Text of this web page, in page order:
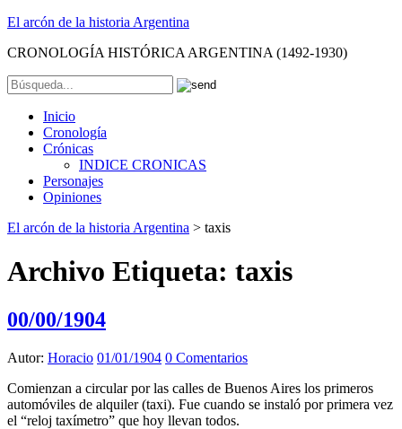
El arcón de la historia Argentina
CRONOLOGÍA HISTÓRICA ARGENTINA (1492-1930)
Inicio
Cronología
Crónicas
INDICE CRONICAS
Personajes
Opiniones
El arcón de la historia Argentina > taxis
Archivo Etiqueta: taxis
00/00/1904
Autor: Horacio 01/01/1904 0 Comentarios
Comienzan a circular por las calles de Buenos Aires los primeros
automóviles de alquiler (taxi). Fue cuando se instaló por primera vez
el “reloj taxímetro” que hoy llevan todos.